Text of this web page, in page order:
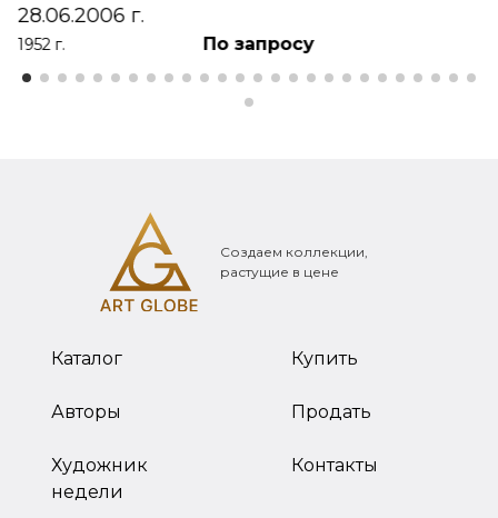
28.06.2006 г.
1952 г. По запросу
Создаем коллекции,
растущие в цене
Каталог
Авторы
Художник
недели
Купить
Продать
Контакты